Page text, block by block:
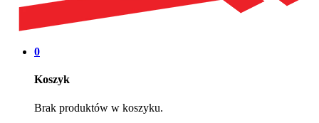
0
Koszyk
Brak produktów w koszyku.